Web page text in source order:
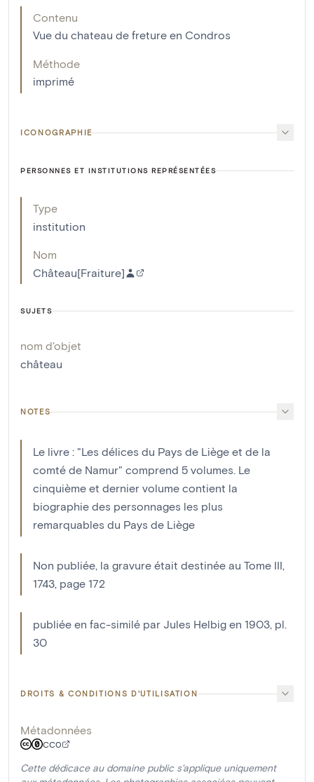
Contenu
Vue du chateau de freture en Condros
Méthode
imprimé
ICONOGRAPHIE
PERSONNES ET INSTITUTIONS REPRÉSENTÉES
Type
institution
Nom
Château[Fraiture]
SUJETS
nom d'objet
château
NOTES
Le livre : "Les délices du Pays de Liège et de la
comté de Namur" comprend 5 volumes. Le
cinquième et dernier volume contient la
biographie des personnages les plus
remarquables du Pays de Liège
Non publiée, la gravure était destinée au Tome III,
1743, page 172
publiée en fac-similé par Jules Helbig en 1903, pl.
30
DROITS & CONDITIONS D'UTILISATION
Métadonnées
CC0
Cette dédicace au domaine public s'applique uniquement